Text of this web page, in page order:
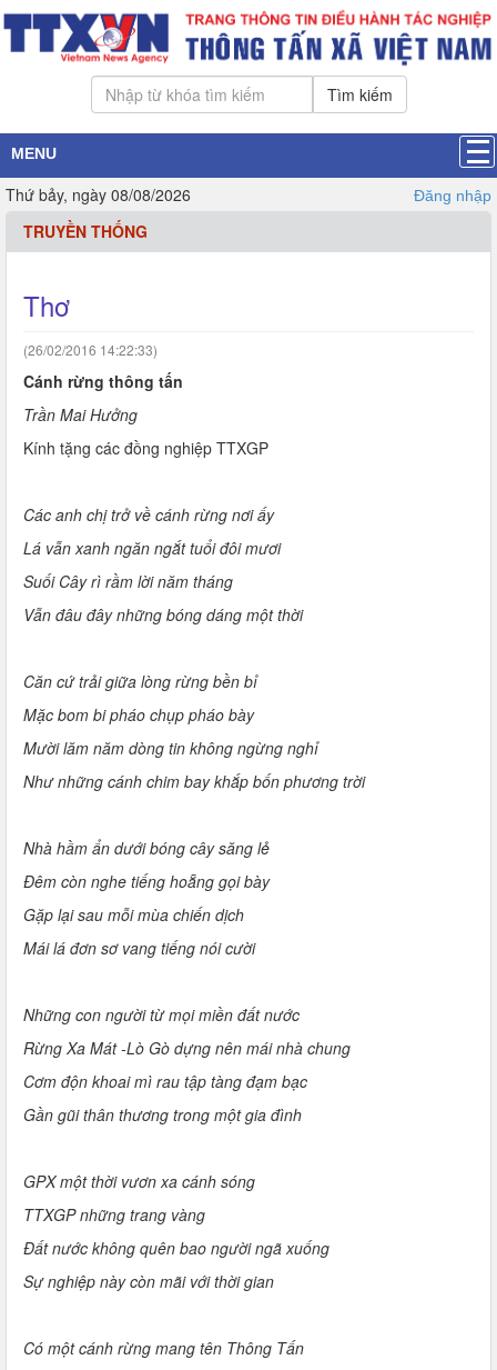
Tìm kiếm
MENU
Thứ bảy, ngày 08/08/2026 Đăng nhập
TRUYỀN THỐNG
Thơ
(26/02/2016 14:22:33)
Cánh rừng thông tấn
Trần Mai Hưởng
Kính tặng các đồng nghiệp TTXGP
Các anh chị trở về cánh rừng nơi ấy
Lá vẫn xanh ngăn ngắt tuổi đôi mươi
Suối Cây rì rầm lời năm tháng
Vẫn đâu đây những bóng dáng một thời
Căn cứ trải giữa lòng rừng bền bỉ
Mặc bom bi pháo chụp pháo bày
Mười lăm năm dòng tin không ngừng nghỉ
Như những cánh chim bay khắp bốn phương trời
Nhà hầm ẩn dưới bóng cây săng lẻ
Đêm còn nghe tiếng hoẵng gọi bày
Gặp lại sau mỗi mùa chiến dịch
Mái lá đơn sơ vang tiếng nói cười
Những con người từ mọi miền đất nước
Rừng Xa Mát -Lò Gò dựng nên mái nhà chung
Cơm độn khoai mì rau tập tàng đạm bạc
Gần gũi thân thương trong một gia đình
GPX một thời vươn xa cánh sóng
TTXGP những trang vàng
Đất nước không quên bao người ngã xuống
Sự nghiệp này còn mãi với thời gian
Có một cánh rừng mang tên Thông Tấn